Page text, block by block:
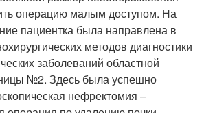
операцию малым доступом. На
пациентка была направлена в
методов диагностики
заболеваний областной
№2. Здесь была успешно
нефректомия –